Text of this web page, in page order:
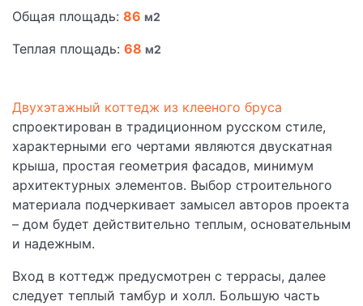
Общая площадь: 86 м2
Теплая площадь: 68 м2
Двухэтажный коттедж из клееного бруса
спроектирован в традиционном русском стиле,
характерными его чертами являются двускатная
крыша, простая геометрия фасадов, минимум
архитектурных элементов. Выбор строительного
материала подчеркивает замысел авторов проекта
– дом будет действительно теплым, основательным
и надежным.
Вход в коттедж предусмотрен с террасы, далее
следует теплый тамбур и холл. Большую часть